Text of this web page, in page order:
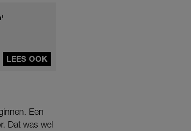
LEES OOK
Een
Dat was wel